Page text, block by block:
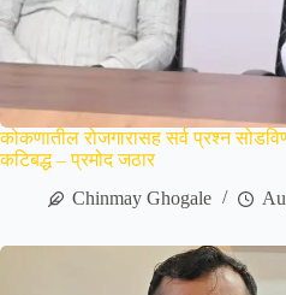
कोकणातील रोजगारासह सर्व प्रश्न
कटिबद्ध – प्रमोद जठार
Chinmay Ghogale